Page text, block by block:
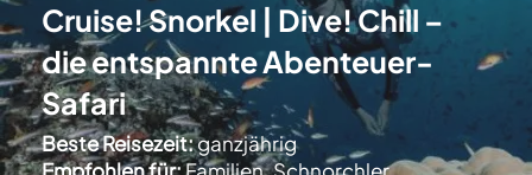
Cruise! Snorkel | Dive! Chill –
die entspannte Abenteuer-
Safari
Beste Reisezeit:ganzjährig